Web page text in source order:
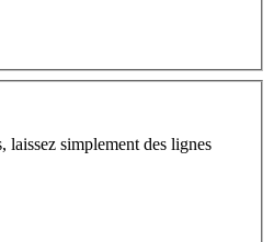
laissez simplement des lignes